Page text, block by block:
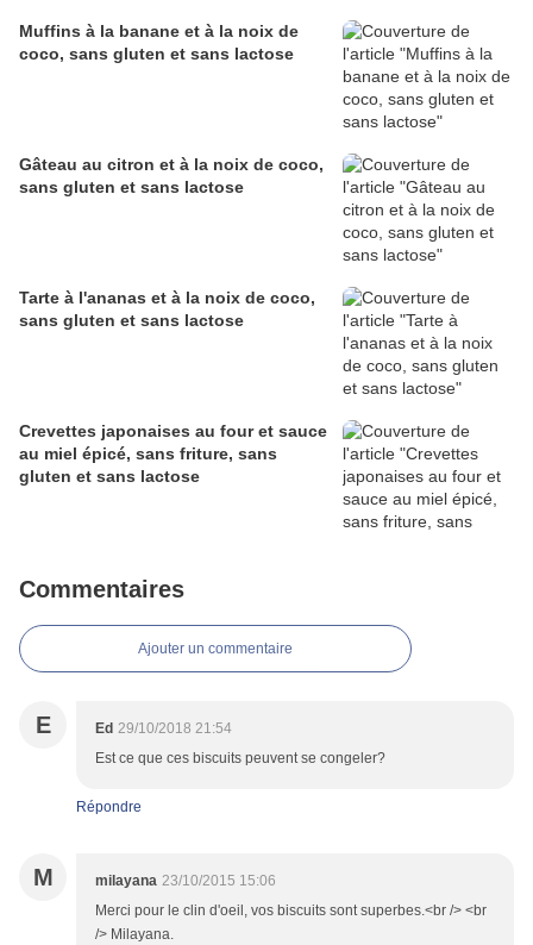
Muffins à la banane et à la noix de
coco, sans gluten et sans lactose
Gâteau au citron et à la noix de coco,
sans gluten et sans lactose
Tarte à l'ananas et à la noix de coco,
sans gluten et sans lactose
Crevettes japonaises au four et sauce
au miel épicé, sans friture, sans
gluten et sans lactose
Commentaires
Ajouter un commentaire
E Ed 29/10/2018 21:54
Est ce que ces biscuits peuvent se congeler?
Répondre
M milayana 23/10/2015 15:06
Merci pour le clin d'oeil, vos biscuits sont superbes.<br /> <br
/> Milayana.